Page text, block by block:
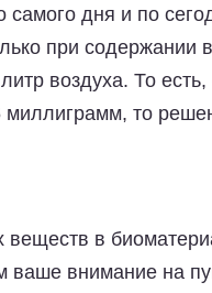
самого дня и по
при
воздуха. То
то
в
внимание на